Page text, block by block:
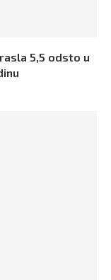
5,5 odsto u